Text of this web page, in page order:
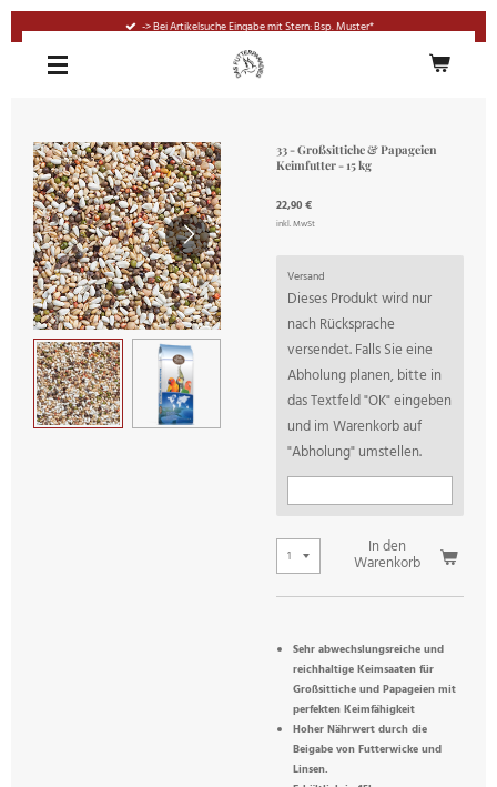
springen
-> Bei Artikelsuche Eingabe mit Stern: Bsp. Muster*
33 - Großsittiche & Papageien
Keimfutter - 15 kg
22,90 €
inkl. MwSt
Versand
Dieses Produkt wird nur
nach Rücksprache
versendet. Falls Sie eine
Abholung planen, bitte in
das Textfeld "OK" eingeben
und im Warenkorb auf
"Abholung" umstellen.
In den
Warenkorb
Sehr abwechslungsreiche und
reichhaltige Keimsaaten für
Großsittiche und Papageien mit
perfekten Keimfähigkeit
Hoher Nährwert durch die
Beigabe von Futterwicke und
Linsen.